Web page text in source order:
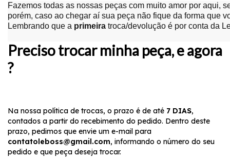
Fazemos todas as nossas peças com muito amor por aqui,
porém, caso ao chegar aí sua peça não fique da forma que
Lembrando que a primeira troca/devolução é por conta da
Preciso trocar minha peça, e agora
?
Na nossa política de trocas, o prazo é de até 7 DIAS,
contados a partir do recebimento do pedido. Dentro deste
prazo, pedimos que envie um e-mail para
contatoleboss@gmail.com, informando o número do seu
pedido e que peça deseja trocar.